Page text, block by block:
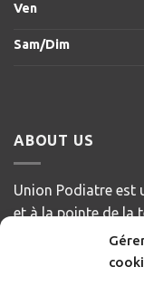
Ven
Sam/Dim
ABOUT US
Union Podiatre est
et à la pointe de la
emplacements
Gatineau. Notre